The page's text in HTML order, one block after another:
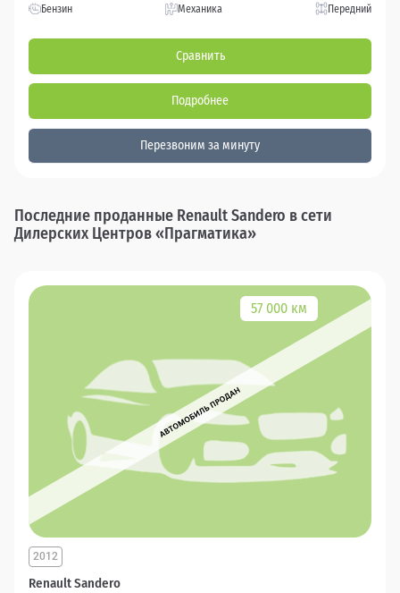
Бензин Механика Передний
Сравнить
Подробнее
Перезвоним за минуту
Последние проданные Renault Sandero в сети
Дилерских Центров «Прагматика»
57 000 км
Renault Sandero
2012